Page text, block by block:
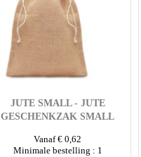
JUTE SMALL - JUTE
GESCHENKZAK SMALL
Vanaf € 0,62
Minimale bestelling : 1